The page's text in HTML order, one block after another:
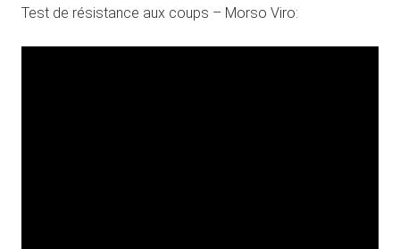
Test de résistance aux coups – Morso Viro: